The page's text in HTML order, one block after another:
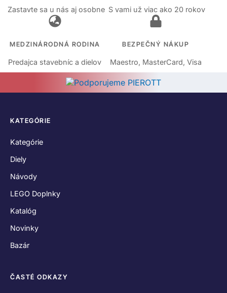
Zastavte sa u nás aj osobne S vami už viac ako 20 rokov
MEDZINÁRODNÁ RODINA
Predajca stavebníc a dielov
BEZPEČNÝ NÁKUP
Maestro, MasterCard, Visa
KATEGÓRIE
Kategórie
Diely
Návody
LEGO Doplnky
Katalóg
Novinky
Bazár
ČASTÉ ODKAZY